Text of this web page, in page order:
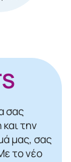
σας
την
μας, σας
το νέο